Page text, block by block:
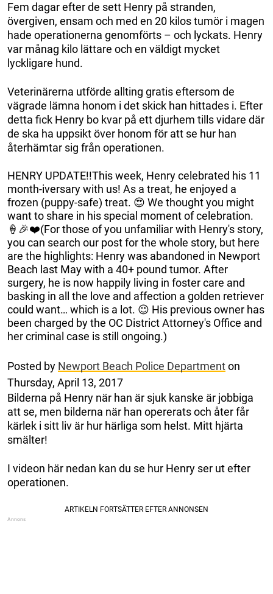
Fem dagar efter de sett Henry på stranden,
övergiven, ensam och med en 20 kilos tumör i magen
hade operationerna genomförts – och lyckats. Henry
var månag kilo lättare och en väldigt mycket
lyckligare hund.
Veterinärerna utförde allting gratis eftersom de
vägrade lämna honom i det skick han hittades i. Efter
detta fick Henry bo kvar på ett djurhem tills vidare där
de ska ha uppsikt över honom för att se hur han
återhämtar sig från operationen.
HENRY UPDATE!!This week, Henry celebrated his 11
month-iversary with us! As a treat, he enjoyed a
frozen (puppy-safe) treat. 😍 We thought you might
want to share in his special moment of celebration.
🍦🎉❤️️(For those of you unfamiliar with Henry's story,
you can search our post for the whole story, but here
are the highlights: Henry was abandoned in Newport
Beach last May with a 40+ pound tumor. After
surgery, he is now happily living in foster care and
basking in all the love and affection a golden retriever
could want… which is a lot. 😉 His previous owner has
been charged by the OC District Attorney's Office and
her criminal case is still ongoing.)
Posted by Newport Beach Police Departmenton
Thursday, April 13, 2017
Bilderna på Henry när han är sjuk kanske är jobbiga
att se, men bilderna när han opererats och åter får
kärlek i sitt liv är hur härliga som helst. Mitt hjärta
smälter!
I videon här nedan kan du se hur Henry ser ut efter
operationen.